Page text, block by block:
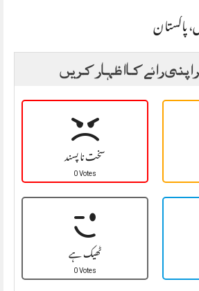
،پاکستان
رائے کا اظہار کریں
سخت نا پسند
0 Votes
ٹھیک ہے
0 Votes